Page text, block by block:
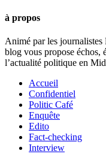
à propos
Animé par les
blog vous propose échos,
l’actualité politique en
Accueil
Confidentiel
Politic Café
Enquête
Edito
Fact-checking
Interview